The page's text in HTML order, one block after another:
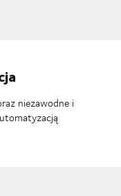
niezawodne i